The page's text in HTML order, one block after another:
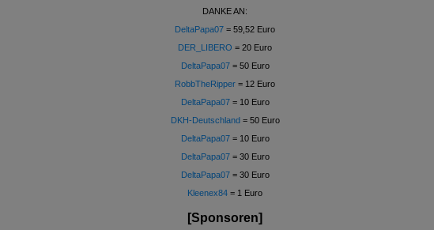
DANKE AN:
DeltaPapa07 = 59,52 Euro
DER_LIBERO = 20 Euro
DeltaPapa07= 50 Euro
RobbTheRipper = 12 Euro
DeltaPapa07= 10 Euro
DKH-Deutschland = 50 Euro
DeltaPapa07= 10 Euro
DeltaPapa07= 30 Euro
DeltaPapa07= 30 Euro
Kleenex84 = 1 Euro
[Sponsoren]